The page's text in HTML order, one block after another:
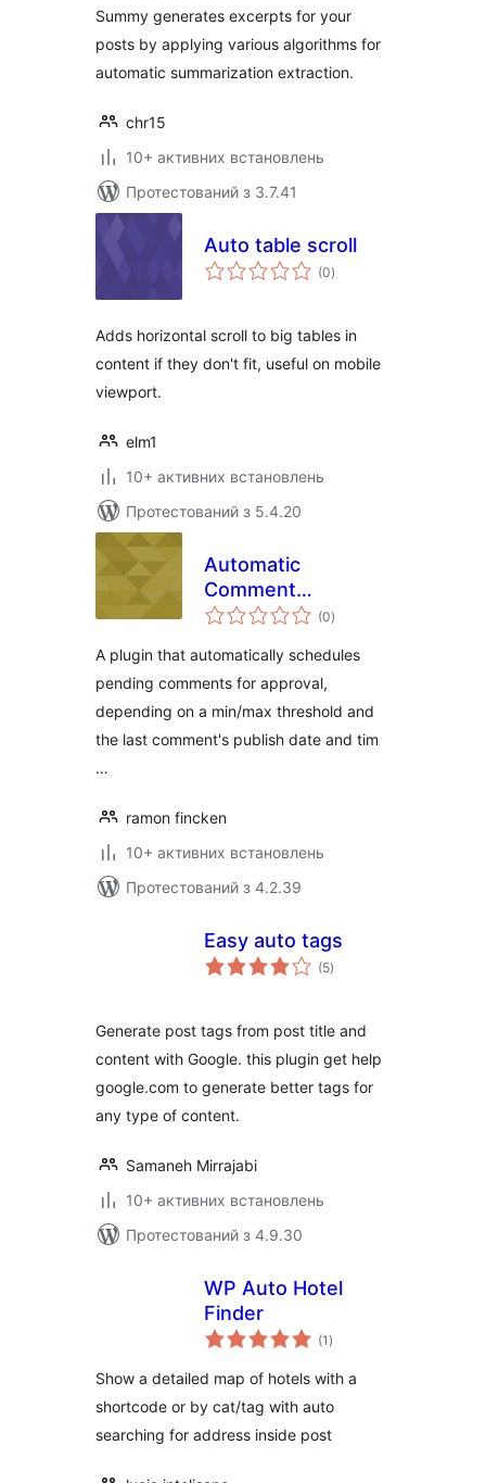
Summy generates excerpts for your
posts by applying various algorithms for
automatic summarization extraction.
chr15
10+ активних встановлень
Протестований з 3.7.41
Auto table scroll
(0загальний
рейтинг
)
Adds horizontal scroll to big tables in
content if they don't fit, useful on mobile
viewport.
elm1
10+ активних встановлень
Протестований з 5.4.20
Automatic
Comment
Scheduler
(0загальний
рейтинг
)
A plugin that automatically schedules
pending comments for approval,
depending on a min/max threshold and
the last comment's publish date and tim
…
ramon fincken
10+ активних встановлень
Протестований з 4.2.39
Easy auto tags
(5загальний
рейтинг
)
Generate post tags from post title and
content with Google. this plugin get help
google.com to generate better tags for
any type of content.
Samaneh Mirrajabi
10+ активних встановлень
Протестований з 4.9.30
WP Auto Hotel
Finder
(1 загальний
рейтинг
)
Show a detailed map of hotels with a
shortcode or by cat/tag with auto
searching for address inside post